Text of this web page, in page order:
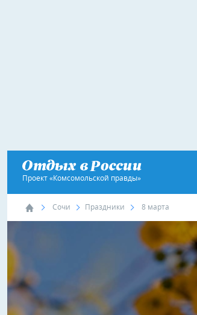
Проект «Комсомольской правды»
Сочи Праздники 8 марта